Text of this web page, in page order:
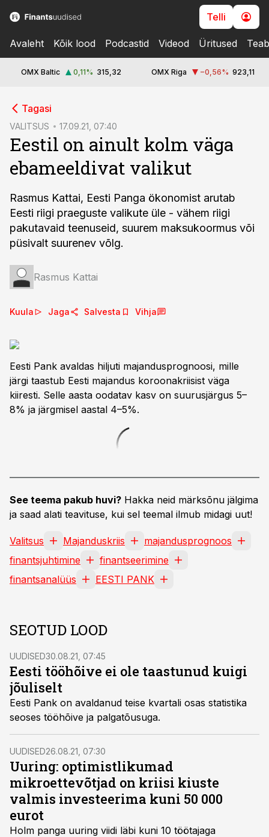
Telli
Avaleht Kõik lood Podcastid Videod Üritused
OMX Baltic 0,11% 315,32 OMX Riga −0,56% 923,11
Tagasi
VALITSUS 17.09.21, 07:40
Eestil on ainult kolm väga
ebameeldivat valikut
Rasmus Kattai, Eesti Panga ökonomist arutab
Eesti riigi praeguste valikute üle - vähem riigi
pakutavaid teenuseid, suurem maksukoormus või
püsivalt suurenev võlg.
Rasmus Kattai
Kuula Jaga Salvesta Vihja
Eesti Pank avaldas hiljuti majandusprognoosi, mille
järgi taastub Eesti majandus koroonakriisist väga
kiiresti. Selle aasta oodatav kasv on suurusjärgus 5–
8% ja järgmisel aastal 4–5%.
See teema pakub huvi? Hakka neid märksõnu jälgima
ja saad alati teavituse, kui sel teemal ilmub midagi uut!
Valitsus Majanduskriis
majandusprognoos
finantsjuhtimine
finantseerimine
finantsanalüüs
EESTI PANK
SEOTUD LOOD
UUDISED30.08.21, 07:45
Eesti tööhõive ei ole taastunud kuigi
jõuliselt
Eesti Pank on avaldanud teise kvartali osas statistika
seoses tööhõive ja palgatõusuga.
UUDISED26.08.21, 07:30
Uuring: optimistlikumad
mikroettevõtjad on kriisi kiuste
valmis investeerima kuni 50 000
eurot
Holm panga uuring viidi läbi kuni 10 töötajaga